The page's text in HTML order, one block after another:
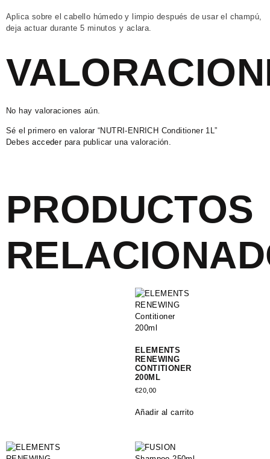
Aplica sobre el cabello húmedo y limpio después de usar el champú,
deja actuar durante 5 minutos y aclara.
No hay valoraciones aún.
Sé el primero en valorar “NUTRI-ENRICH Conditioner 1L”
Debesaccederpara publicar una valoración.
PRODUCTOS
ELEMENTS
RENEWING
CONTITIONER
200ML
€20,00
Añadir al carrito